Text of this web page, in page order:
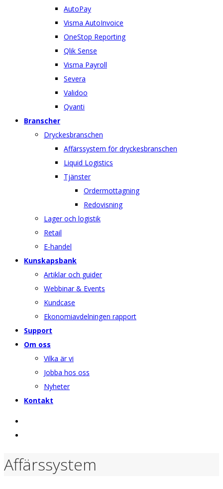
AutoPay
Visma AutoInvoice
OneStop Reporting
Qlik Sense
Visma Payroll
Severa
Validoo
Qvanti
Branscher
Dryckesbranschen
Affärssystem för dryckesbranschen
Liquid Logistics
Tjänster
Ordermottagning
Redovisning
Lager och logistik
Retail
E-handel
Kunskapsbank
Artiklar och guider
Webbinar & Events
Kundcase
Ekonomiavdelningen rapport
Support
Om oss
Vilka är vi
Jobba hos oss
Nyheter
Kontakt
Affärssystem